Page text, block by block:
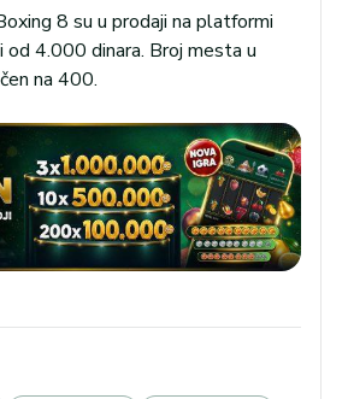
8 su u prodaji na platformi
od 4.000 dinara. Broj mesta u
na 400.